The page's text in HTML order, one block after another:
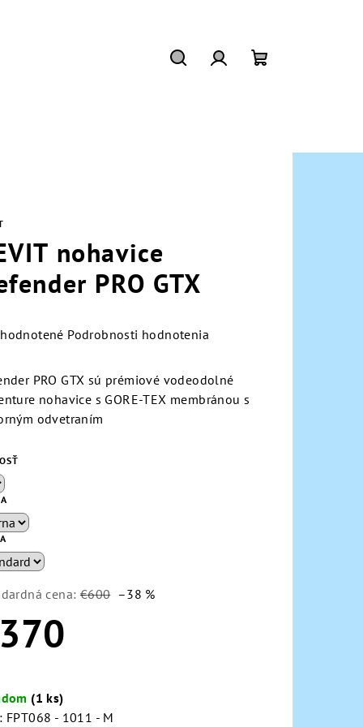
nohavice
PRO GTX
Podrobnosti hodnotenia
PRO GTX sú prémiové vodeodolné
nohavice s GORE-TEX membránou s
odvetraním
cena: €600 –38 %
(1 ks)
FPT068 - 1011 - M